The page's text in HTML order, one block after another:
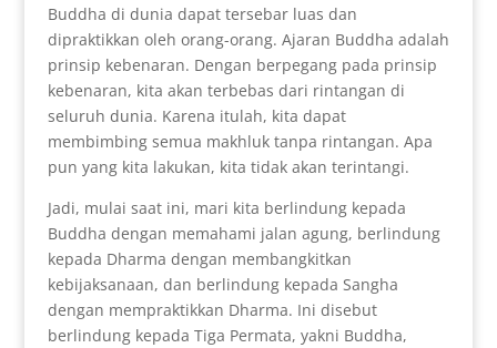
Buddha di dunia dapat tersebar luas dan
dipraktikkan oleh orang-orang. Ajaran Buddha adalah
prinsip kebenaran. Dengan berpegang pada prinsip
kebenaran, kita akan terbebas dari rintangan di
seluruh dunia. Karena itulah, kita dapat
membimbing semua makhluk tanpa rintangan. Apa
pun yang kita lakukan, kita tidak akan terintangi.
Jadi, mulai saat ini, mari kita berlindung kepada
Buddha dengan memahami jalan agung, berlindung
kepada Dharma dengan membangkitkan
kebijaksanaan, dan berlindung kepada Sangha
dengan mempraktikkan Dharma. Ini disebut
berlindung kepada Tiga Permata, yakni Buddha,